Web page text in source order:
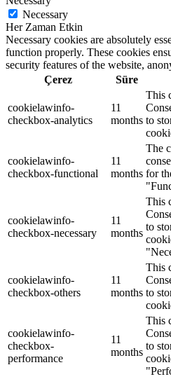
Necessary
Her Zaman Etkin
Necessary cookies are absolutely
function properly. These cookies
security features of the website,
Çerez
Süre
cookielawinfo-
checkbox-analytics
11
months
This
to
cookielawinfo-
checkbox-functional
11
months
The
for
cookielawinfo-
checkbox-necessary
11
months
This
to
cookielawinfo-
checkbox-others
11
months
This
to
cookielawinfo-
checkbox-
performance
11
months
This
to